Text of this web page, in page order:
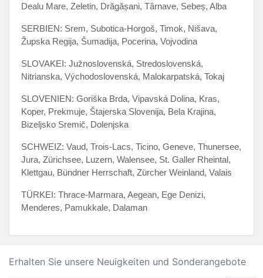
Dealu Mare, Zeletin, Drăgășani, Târnave, Sebeș, Alba
SERBIEN: Srem, Subotica-Horgoš, Timok, Nišava,
Župska Regija, Šumadija, Pocerina, Vojvodina
SLOVAKEI: Južnoslovenská, Stredoslovenská,
Nitrianska, Východoslovenská, Malokarpatská, Tokaj
SLOVENIEN: Goriška Brda, Vipavská Dolina, Kras,
Koper, Prekmuje, Štajerska Slovenija, Bela Krajina,
Bizeljsko Sremič, Dolenjska
SCHWEIZ: Vaud, Trois-Lacs, Ticino, Geneve, Thunersee,
Jura, Zürichsee, Luzern, Walensee, St. Galler Rheintal,
Klettgau, Bündner Herrschaft, Zürcher Weinland, Valais
TÜRKEI: Thrace-Marmara, Aegean, Ege Denizi,
Menderes, Pamukkale, Dalaman
Erhalten Sie unsere Neuigkeiten und Sonderangebote